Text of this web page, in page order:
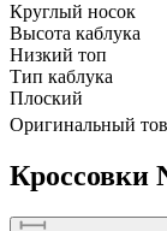
Круглый носок
Высота каблука
Низкий топ
Тип каблука
Плоский
Оригинальный
Кроссовки